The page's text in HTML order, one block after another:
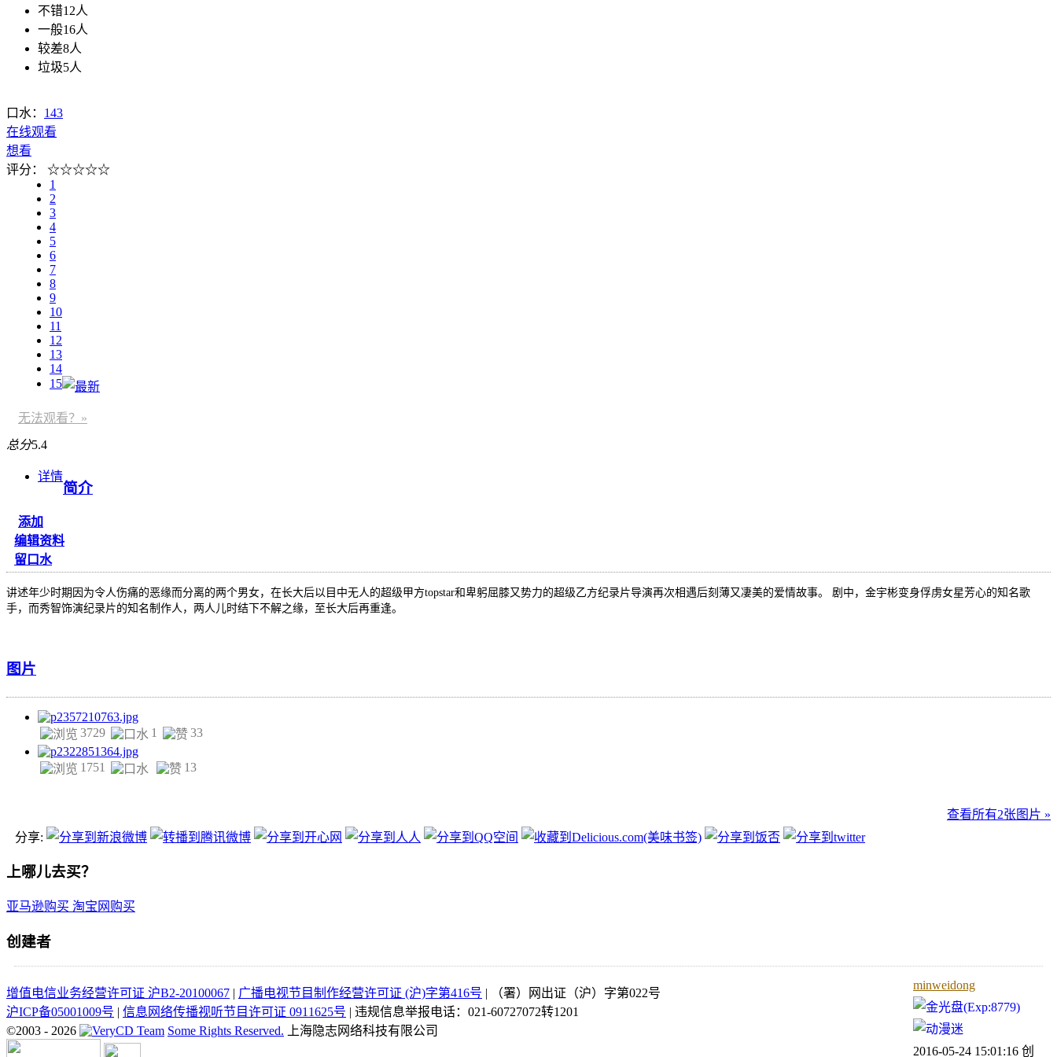
不错12人
一般16人
较差8人
垃圾5人
口水： 143
在线观看
想看
评分：
☆☆☆☆☆
1
2
3
4
5
6
7
8
9
10
11
12
13
14
15
无法观看？»
总分5.4
详情
简介
添加
编辑资料
留口水
讲述年少时期因为令人伤痛的恶缘而分离的两个男女，在长大后以目中无人的超级甲方topstar和卑躬屈膝又势力的超级乙方纪录片导演再次相遇后刻薄又凄美的爱情故事。 剧中，金宇彬变身俘虏女星芳心的知名歌
手，而秀智饰演纪录片的知名制作人，两人儿时结下不解之缘，至长大后再重逢。
图片
3729 1 33
1751 13
查看所有2张图片 »
分享:
上哪儿去买？
亚马逊购买 淘宝网购买
创建者
minweidong
2016-05-24 15:01:16 创
增值电信业务经营许可证 沪B2-20100067 | 广播电视节目制作经营许可证 (沪)字第416号 | （署）网出证（沪）字第022号
沪ICP备05001009号 | 信息网络传播视听节目许可证 0911625号 | 违规信息举报电话：021-60727072转1201
©2003 - 2026 Some Rights Reserved. 上海隐志网络科技有限公司